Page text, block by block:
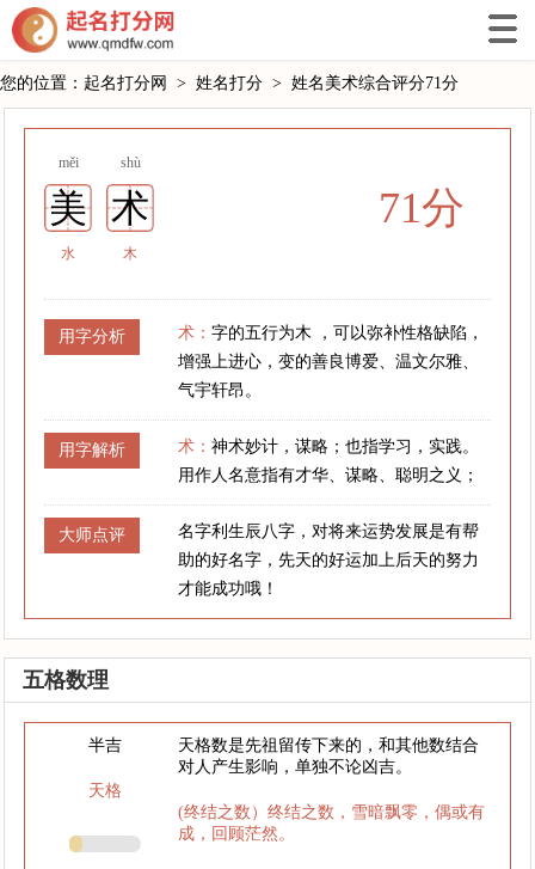
您的位置： 起名打分网 > 姓名打分 > 姓名美术综合评分71分
měi shù
美 术
水 木
71分
用字分析 术：字的五行为木 ，可以弥补性格缺陷，
增强上进心，变的善良博爱、温文尔雅、
气宇轩昂。
用字解析 术：神术妙计，谋略；也指学习，实践。
用作人名意指有才华、谋略、聪明之义；
大师点评
名字利生辰八字，对将来运势发展是有帮
助的好名字，先天的好运加上后天的努力
才能成功哦！
五格数理
半吉
天格
天格数是先祖留传下来的，和其他数结合
对人产生影响，单独不论凶吉。
(终结之数）终结之数，雪暗飘零，偶或有
成，回顾茫然。